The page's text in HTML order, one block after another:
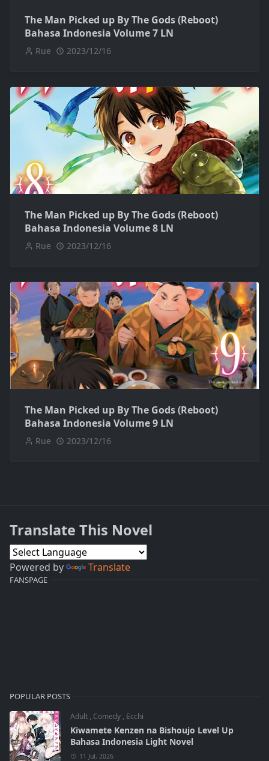
The Man Picked up By The Gods (Reboot)
Bahasa Indonesia Volume 7 LN
Rue 2023/12/16
The Man Picked up By The Gods (Reboot)
Bahasa Indonesia Volume 8 LN
Rue 2023/12/16
The Man Picked up By The Gods (Reboot)
Bahasa Indonesia Volume 9 LN
Rue 2023/12/16
Translate This Novel
Powered by Translate
FANSPAGE
POPULAR POSTS
Adult , Comedy , Ecchi
Kiwamete Kenzen na Bishoujo Level Up
Bahasa Indonesia Light Novel
11 Jul, 2026